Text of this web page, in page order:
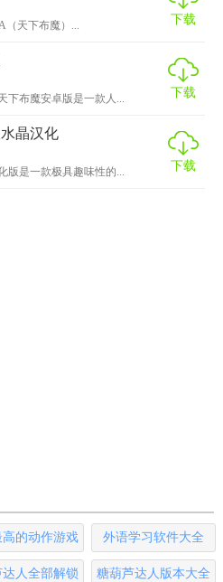
（天下布魔）...
下载
下布魔安卓版是一款人...
下载
晶汉化
版是一款极具趣味性的...
下载
高的动作游戏
排行榜
外语学习软件大全
人全部解锁
糖葫芦达人版本大全